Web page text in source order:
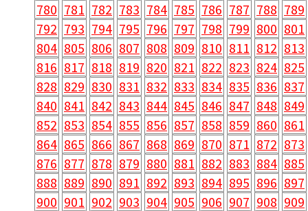
780 781 782 783 784 785 786 787 788 789
792 793 794 795 796 797 798 799 800 801
804 805 806 807 808 809 810 811 812 813
816 817 818 819 820 821 822 823 824 825
828 829 830 831 832 833 834 835 836 837
840 841 842 843 844 845 846 847 848 849
852 853 854 855 856 857 858 859 860 861
864 865 866 867 868 869 870 871 872 873
876 877 878 879 880 881 882 883 884 885
888 889 890 891 892 893 894 895 896 897
900 901 902 903 904 905 906 907 908 909